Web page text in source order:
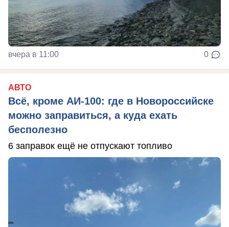
вчера в 11:00 0
АВТО
Всё, кроме АИ-100: где в Новороссийске
можно заправиться, а куда ехать
бесполезно
6 заправок ещё не отпускают топливо